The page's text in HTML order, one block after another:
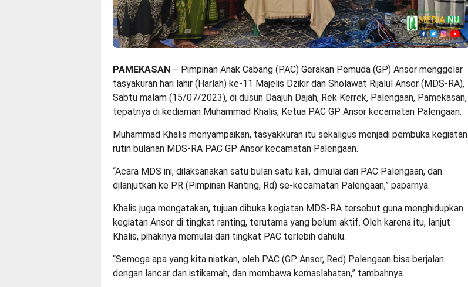
PAMEKASAN – Pimpinan Anak Cabang (PAC) Gerakan Pemuda (GP) Ansor menggelar
tasyakuran hari lahir (Harlah) ke-11 Majelis Dzikir dan Sholawat Rijalul Ansor (MDS-RA),
Sabtu malam (15/07/2023), di dusun Daajuh Dajah, Rek Kerrek, Palengaan, Pamekasan,
tepatnya di kediaman Muhammad Khalis, Ketua PAC GP Ansor kecamatan Palengaan.
Muhammad Khalis menyampaikan, tasyakkuran itu sekaligus menjadi pembuka kegiatan
rutin bulanan MDS-RA PAC GP Ansor kecamatan Palengaan.
“Acara MDS ini, dilaksanakan satu bulan satu kali, dimulai dari PAC Palengaan, dan
dilanjutkan ke PR (Pimpinan Ranting, Rd) se-kecamatan Palengaan,” paparnya.
Khalis juga mengatakan, tujuan dibuka kegiatan MDS-RA tersebut guna menghidupkan
kegiatan Ansor di tingkat ranting, terutama yang belum aktif. Oleh karena itu, lanjut
Khalis, pihaknya memulai dari tingkat PAC terlebih dahulu.
“Semoga apa yang kita niatkan, oleh PAC (GP Ansor, Red) Palengaan bisa berjalan
dengan lancar dan istikamah, dan membawa kemaslahatan,” tambahnya.